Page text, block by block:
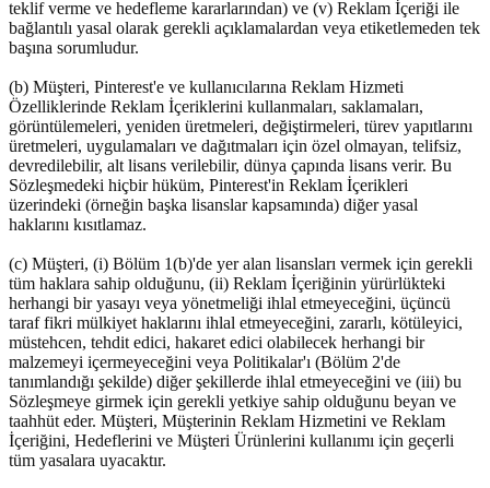
teklif verme ve hedefleme kararlarından) ve (v) Reklam İçeriği ile
bağlantılı yasal olarak gerekli açıklamalardan veya etiketlemeden tek
başına sorumludur.
(b) Müşteri, Pinterest'e ve kullanıcılarına Reklam Hizmeti
Özelliklerinde Reklam İçeriklerini kullanmaları, saklamaları,
görüntülemeleri, yeniden üretmeleri, değiştirmeleri, türev yapıtlarını
üretmeleri, uygulamaları ve dağıtmaları için özel olmayan, telifsiz,
devredilebilir, alt lisans verilebilir, dünya çapında lisans verir. Bu
Sözleşmedeki hiçbir hüküm, Pinterest'in Reklam İçerikleri
üzerindeki (örneğin başka lisanslar kapsamında) diğer yasal
haklarını kısıtlamaz.
(c) Müşteri, (i) Bölüm 1(b)'de yer alan lisansları vermek için gerekli
tüm haklara sahip olduğunu, (ii) Reklam İçeriğinin yürürlükteki
herhangi bir yasayı veya yönetmeliği ihlal etmeyeceğini, üçüncü
taraf fikri mülkiyet haklarını ihlal etmeyeceğini, zararlı, kötüleyici,
müstehcen, tehdit edici, hakaret edici olabilecek herhangi bir
malzemeyi içermeyeceğini veya Politikalar'ı (Bölüm 2'de
tanımlandığı şekilde) diğer şekillerde ihlal etmeyeceğini ve (iii) bu
Sözleşmeye girmek için gerekli yetkiye sahip olduğunu beyan ve
taahhüt eder. Müşteri, Müşterinin Reklam Hizmetini ve Reklam
İçeriğini, Hedeflerini ve Müşteri Ürünlerini kullanımı için geçerli
tüm yasalara uyacaktır.